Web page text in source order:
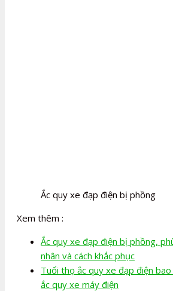
Ắc quy xe đạp điện bị phồng
Xem thêm :
Ắc quy xe đạp điện bị phồng,
nhân và cách khắc phục
Tuổi thọ ắc quy xe đạp điện
ắc quy xe máy điện